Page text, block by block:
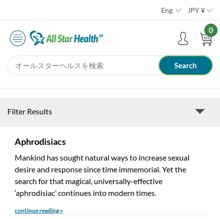
Eng JPY¥
0
Filter Results
Aphrodisiacs
Mankind has sought natural ways to increase sexual
desire and response since time immemorial. Yet the
search for that magical, universally-effective
‘aphrodisiac’ continues into modern times.
continue reading »